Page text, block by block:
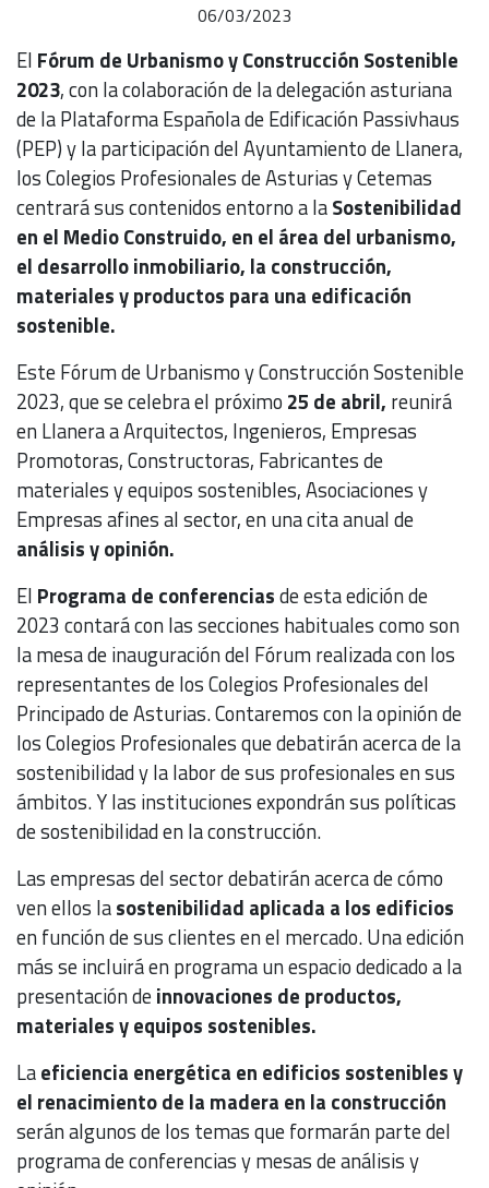
06/03/2023
El Fórum de Urbanismo y Construcción Sostenible
2023, con la colaboración de la delegación asturiana
de la Plataforma Española de Edificación Passivhaus
(PEP) y la participación del Ayuntamiento de Llanera,
los Colegios Profesionales de Asturias y Cetemas
centrará sus contenidos entorno a laSostenibilidad
en el Medio Construido, en el área del urbanismo,
el desarrollo inmobiliario, la construcción,
materiales y productos para una edificación
sostenible.
Este Fórum de Urbanismo y Construcción Sostenible
2023, que se celebra el próximo 25 de abril, reunirá
en Llanera a Arquitectos, Ingenieros, Empresas
Promotoras, Constructoras, Fabricantes de
materiales y equipos sostenibles, Asociaciones y
Empresas afines al sector, en una cita anual de
análisis y opinión.
El Programa de conferenciasde esta edición de
2023 contará con las secciones habituales como son
la mesa de inauguración del Fórum realizada con los
representantes de los Colegios Profesionales del
Principado de Asturias. Contaremos con la opinión de
los Colegios Profesionales que debatirán acerca de la
sostenibilidad y la labor de sus profesionales en sus
ámbitos. Y las instituciones expondrán sus políticas
de sostenibilidad en la construcción.
Las empresas del sector debatirán acerca de cómo
ven ellos lasostenibilidad aplicada a los edificios
en función de sus clientes en el mercado. Una edición
más se incluirá en programa un espacio dedicado a la
presentación deinnovaciones de productos,
materiales y equipos sostenibles.
Laeficiencia energética en edificios sostenibles y
el renacimiento de la madera en la construcción
serán algunos de los temas que formarán parte del
programa de conferencias y mesas de análisis y